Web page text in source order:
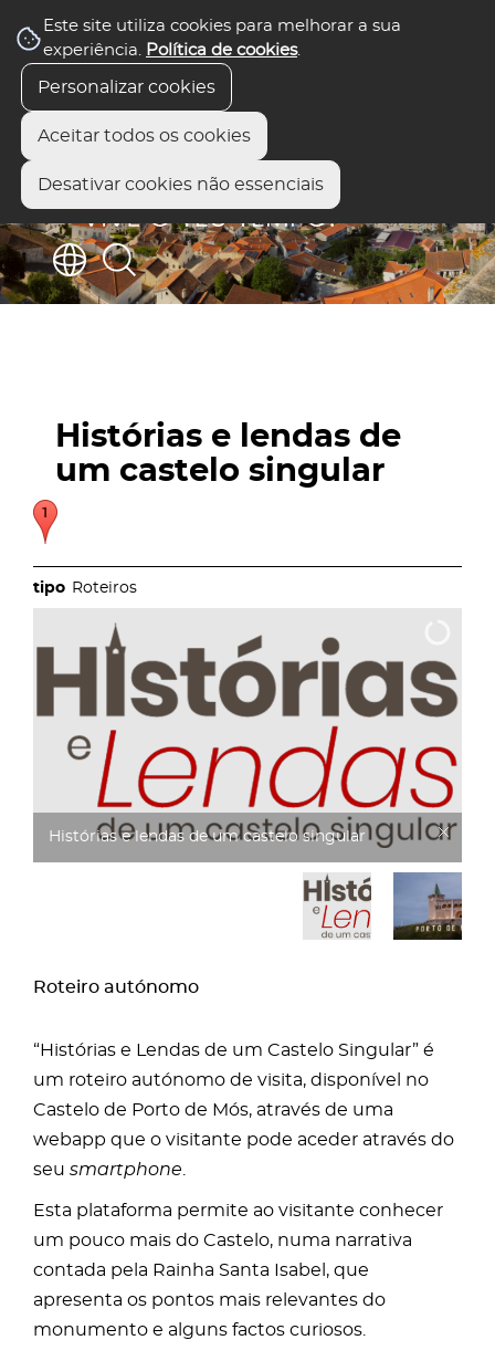
Este site utiliza cookies para melhorar a sua
experiência. Política de cookies.
Personalizar cookies
Aceitar todos os cookies
Desativar cookies não essenciais
Histórias e lendas de
um castelo singular
Roteiros
Castelo
Roteiro autónomo
“Histórias e Lendas de um Castelo Singular” é
um roteiro autónomo de visita, disponível no
Castelo de Porto de Mós, através de uma
webapp que o visitante pode aceder através do
seu smartphone
Esta plataforma permite ao visitante conhecer
um pouco mais do Castelo, numa narrativa
contada pela Rainha Santa Isabel, que
apresenta os pontos mais relevantes do
monumento e alguns factos curiosos.